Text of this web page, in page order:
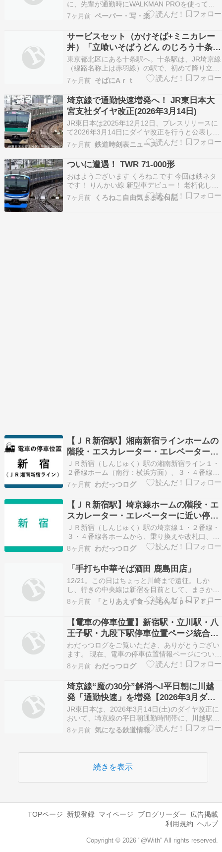
に、先輩が通勤時にWALKMAN PROを使ってい
て、聴かせてもらうとその音の良さに引き込まれ
た。欲しいなあと思いつつも、その当時で5万円
以上していた。土日に秋葉原でうろついていた
ら、WALKMAN PROの下位モデルが眼に飛び込
んで…
7ヶ月前 ペーパー・写・楽
サービスセット（かけそば+ミニカレー
丼）「立喰いそばうどん のじろう十条
店」東京都北区
東京都北区にある十条駅へ。十条駅は、JR埼京線
（線路名称上は赤羽線）の駅で、初めて降り立っ
たのですが、行った理由がスタンプラリー。 MY
JAPAN RAILWAY（TRAIN TRIP）というデジタル
スタンプラリーをやっていて、JRグループ6社の
北海道から鹿児島県までの対象駅…
7ヶ月前 そばにAｒｔ
埼京線で通勤快速増発へ！ JR東日本大
宮支社ダイヤ改正(2026年3月14日)
JR東日本は2025年12月12日、プレスリリースに
て2026年3月14日にダイヤ改正を行うと公表し
た。今回はこのうち中央総武線各駅停車と地下鉄
東西線について見ていく。 2026年3月ダイヤ改正
まとめはこちら！ 1. 地下鉄東西線の三鷹乗り入
れ縮小へ！ 今回の2026年3月14…
7ヶ月前 鉄道時刻表ニュース
ついに遭遇！ TWR 71-000形
おはようございます くろねこです 今回は鉄ネタ
です！ りんかい線 新型車デビュー！ 老朽化した
70-000形の後継車両として東京臨海鉄道
（TWR）では2025年に新型車両 71-000形を導入
7ヶ月前 くろねこ自由気ままな日記
【ＪＲ新宿駅】湘南新宿ラインホームの
階段・エスカレーター・エレベーターに
近い停車位置
ＪＲ新宿（しんじゅく）駅の湘南新宿ライン１・
２番線ホーム（南行：横浜方面）、３・４番線ホ
ーム（北行：大宮方面）から、乗り換えや改札
口、出口への移動に便利な階段やエレベーター・
エスカレーターに近い車両の停車位置（乗車位
置）を、号車表示でご案内。 駅ホーム停車位置
（号車とドアの位置…
7ヶ月前 わだっつログ
【ＪＲ新宿駅】埼京線ホームの階段・エ
スカレーター・エレベーターに近い停車
位置
ＪＲ新宿（しんじゅく）駅の埼京線１・２番線・
３・４番線各ホームから、乗り換えや改札口、出
口への移動に便利な階段やエレベーター・エスカ
レーターに近い車両の停車位置（乗車位置）を、
号車表示でご案内。 駅ホーム停車位置（号車とド
アの位置）情報の概要や見方については、こちら
をご覧くださ…
8ヶ月前 わだっつログ
「手打ち中華そば酒田 鹿島田店」
12/21。この日はちょっと川崎まで遠征。しか
し、行きの中央線は新宿を目前として、まさかの
「先行車両、車内で異臭が発生したため、この列
車も駅に入れません」ということで、しばらく車
内で待つことに。誰か????でも漏らしたんでしょ
うかねぇ。。。その後はいつもは東京駅まで行っ
て東海道線…
8ヶ月前 「とりあえず食ったもんＵｐ〜！！」
【電車の停車位置】新宿駅・立川駅・八
王子駅・九段下駅停車位置ページ統合に
ついて
わだっつログをご覧いただき、ありがとうござい
ます。 現在、電車の停車位置情報ページについ
て、ページ本文中での過度なスクロールを軽減す
るため、表示レイアウトの見直し作業を継続して
行っております。 新宿駅・立川駅・八王子駅・九
段下の一部停車位置ページを統合します 今回、こ
れとは別に…
8ヶ月前 わだっつログ
埼京線“魔の30分”解消へ!平日朝に川越
発「通勤快速」を増発【2026年3月ダイ
ヤ改正、JR東日本 】6:09発を新設
JR東日本は、2026年3月14日(土)のダイヤ改正に
おいて、埼京線の平日朝通勤時間帯に、川越駅〜
新宿駅を結ぶ「通勤快速」を増発します。新たに
設定されるのは、川越駅を6時09分に出発する上
8ヶ月前 気になる鉄道情報
続きを表示
TOPページ 新規登録 マイページ ブログリーダー
広告掲載
利用規約 ヘルプ
Copyright © 2026 "@With" All rights reserved.